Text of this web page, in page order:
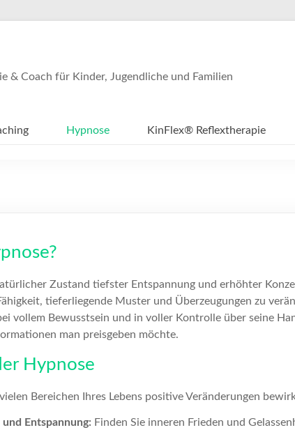
& Coach für Kinder, Jugendliche und Familien
Hypnose KinFlex® Reflextherapie
Zustand tiefster Entspannung und erhöhter
tieferliegende Muster und Überzeugungen zu
vollem Bewusstsein und in voller Kontrolle über seine
man preisgeben möchte.
Hypnose
Bereichen Ihres Lebens positive Veränderungen
Entspannung: Finden Sie inneren Frieden und